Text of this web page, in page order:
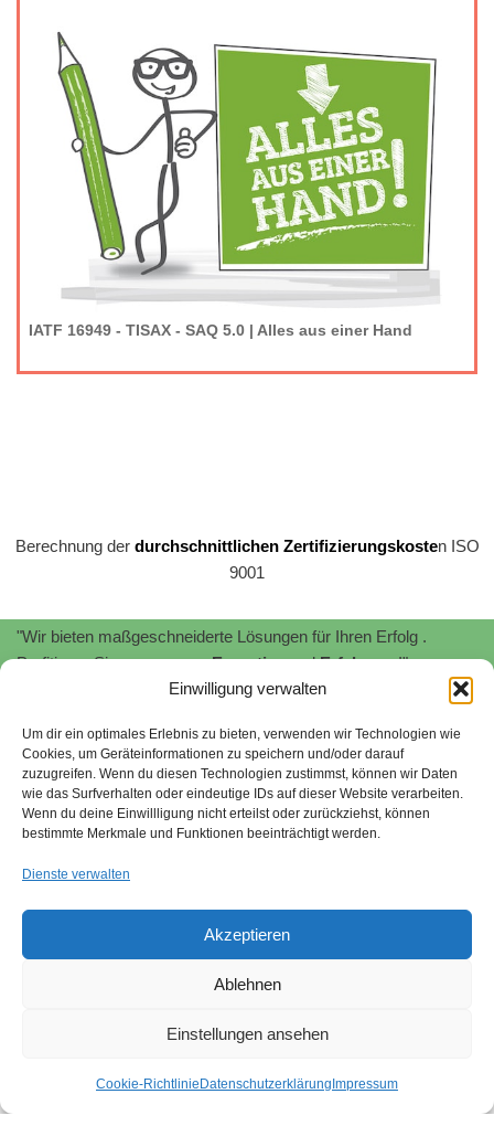
Einwilligung verwalten
Um dir ein optimales Erlebnis zu bieten, verwenden wir Technologien wie
Cookies, um Geräteinformationen zu speichern und/oder darauf
zuzugreifen. Wenn du diesen Technologien zustimmst, können wir Daten
wie das Surfverhalten oder eindeutige IDs auf dieser Website verarbeiten.
Wenn du deine Einwillligung nicht erteilst oder zurückziehst, können
bestimmte Merkmale und Funktionen beeinträchtigt werden.
Dienste verwalten
Akzeptieren
Ablehnen
Einstellungen ansehen
Cookie-Richtlinie Datenschutzerklärung Impressum
IATF 16949 - TISAX - SAQ 5.0 | Alles aus einer Hand
Berechnung der durchschnittlichen Zertifizierungskosten ISO
9001
"Wir bieten maßgeschneiderte Lösungen für Ihren Erfolg .
Profitieren Sie von unsererExpertiseundErfahrung!"
"Wir unterstützen Sie bei der Implementierung und Zertifizierung
von
Informationssicherheitsmanagementsystemen nach
ISO
27001.Schützen Sie Ihre sensiblen Daten und minimieren Sie
Risiken."
Stefan Stroessenreuther | Beratung für Managementsysteme |
2026
"Wir begleiten Sie bei der Umsetzung von
Nachhaltigkeitsstrategien gemäß SAQ 5.0 und EcoVadis. Wir
helfen Ihnen, ökologische und soziale Verantwortung zu
übernehmen und Ihr Unternehmen zukunftsfähig aufzustellen."
Hinweisgebersystem
Impressum
QualitätsmanagementBeratung ISO 9001- kompetent und